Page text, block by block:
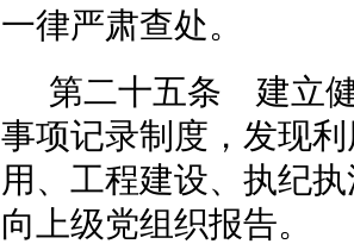
一律严肃查处。
第二十五条 建立
事项记录制度，发现
用、工程建设、执纪
向上级党组织报告。